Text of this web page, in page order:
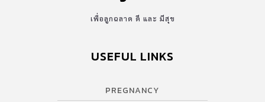
เพื่อลูกฉลาด ดี และ มีสุข
USEFUL LINKS
PREGNANCY